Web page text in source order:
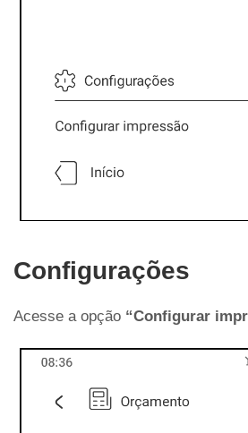
Configurações
Acesse a opção “Configurar